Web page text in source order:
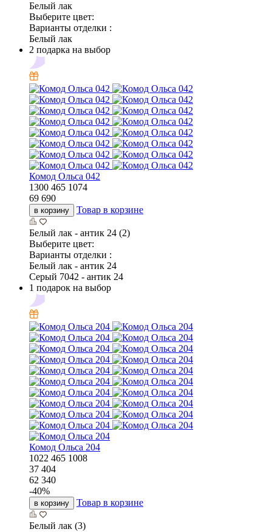
Белый лак
Выберите цвет:
Варианты отделки :
Белый лак
2 подарка на выбор
Комод Ольса 042
1300 465 1074
69 690
в корзину Товар в корзине
Белый лак - антик 24 (2)
Выберите цвет:
Варианты отделки :
Белый лак - антик 24
Серый 7042 - антик 24
1 подарок на выбор
Комод Ольса 204
1022 465 1008
37 404
62 340
-40%
в корзину Товар в корзине
Белый лак (3)